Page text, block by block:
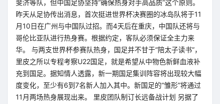
斐济等队，但中国足协坚持“确保热身对手高品质”这个原则。
昨天从足协传出消息，首次挺进世界杯决赛圈的冰岛队将于11
月10日在广州与中国队过招。而4天后在重庆，中国队还将与
哥伦比亚队进行热身赛。根据约定，客队必须保证全主力来
华。 与两支世界杯参赛队热身，国足并不甘于“陪太子读书”，
里皮之所以专程考察U22国足，就是希望从中物色新鲜血液补
充到国足。据知情人透露，新一期国足集训阵容将出现较大幅
度变化，至少有6到7名新人加入其中。新国足的“雏形”将通过
11月两场热身展现出来。 里皮团队制订长远备战计划 另据了